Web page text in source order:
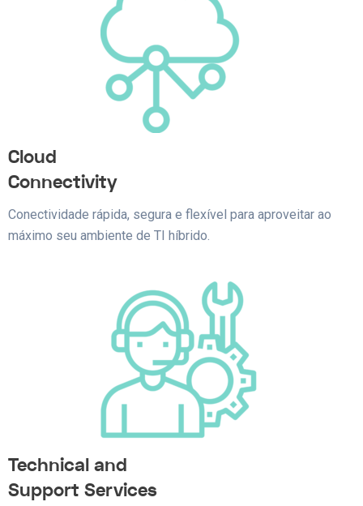
Cloud
Connectivity
Conectividade rápida, segura e flexível para aproveitar ao
máximo seu ambiente de TI híbrido.
Technical and
Support Services